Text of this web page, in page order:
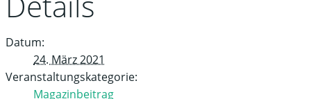
Datum:
24. März 2021
Veranstaltungskategorie:
Magazinbeitrag